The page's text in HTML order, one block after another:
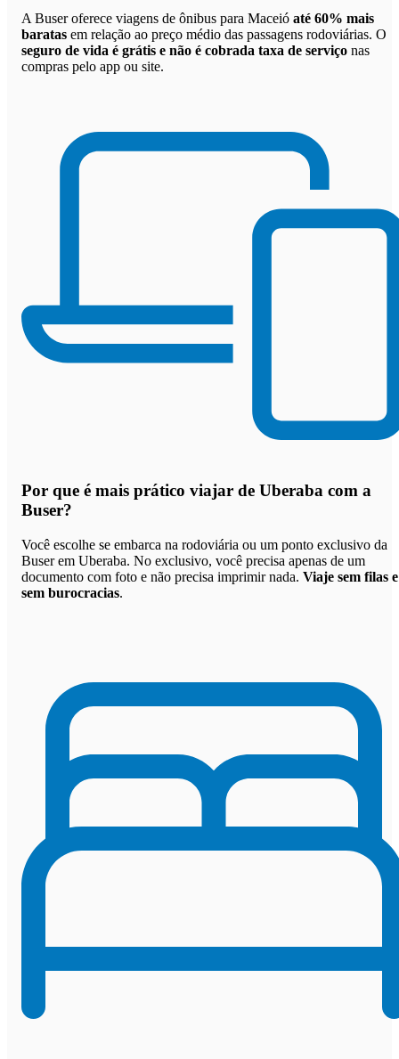
A Buser oferece viagens de ônibus para Maceió até 60% mais
baratas em relação ao preço médio das passagens rodoviárias. O
seguro de vida é grátis e não é cobrada taxa de serviço nas
compras pelo app ou site.
Por que é mais prático viajar de Uberaba com a
Buser?
Você escolhe se embarca na rodoviária ou um ponto exclusivo da
Buser em Uberaba. No exclusivo, você precisa apenas de um
documento com foto e não precisa imprimir nada. Viaje sem filas e
sem burocracias.